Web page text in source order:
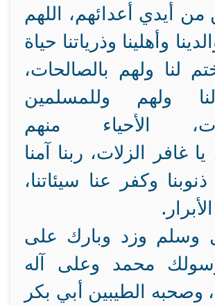
من أيدي أعدائهم، اللهم
وأهلينا وذرياتنا حياة
لنا ولهم بالصالحات،
ولهم وللمسلمين
الأحياء منهم
غافر الزلات، ربنا آمنا
وكفر عنا سيئاتنا،
وسلم وزد وبارك على
محمد وعلى آله
وصحبه الطيبين أبي بكر